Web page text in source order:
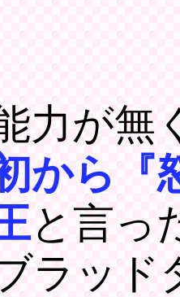
力が無
から『
と言っ
ラッド